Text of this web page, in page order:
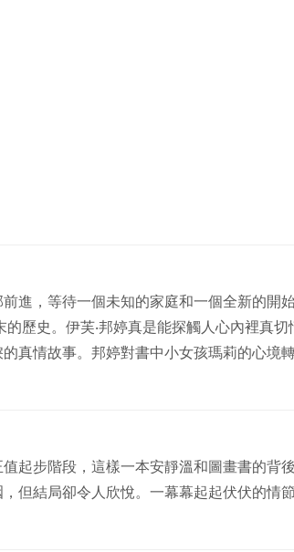
進，等待一個未知的家庭和一個全新的開
歷史。伊芙‧邦婷真是能探觸人心內裡真切
的真情故事。邦婷對書中小女孩瑪莉的心境
起步階段 ，這樣一本安靜溫和圖畫書的背
但結局卻令人欣悅。一幕幕起起伏伏的情